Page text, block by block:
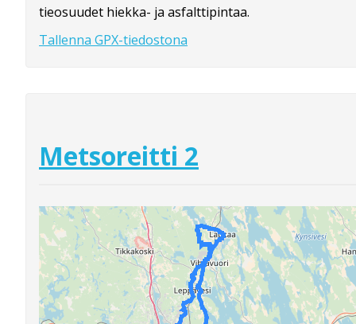
tieosuudet hiekka- ja asfalttipintaa.
Tallenna GPX-tiedostona
Metsoreitti 2